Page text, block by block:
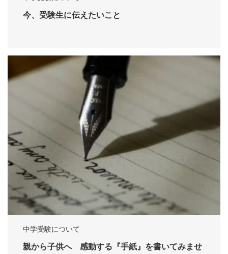
今、受験生に伝えたいこと
中学受験について
親から子供へ 感動する『手紙』を書いてみませ